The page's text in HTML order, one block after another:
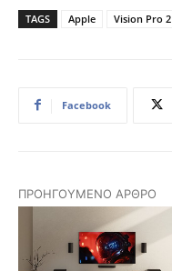
TAGS Apple Vision Pro 2
Facebook
ΠΡΟΗΓΟΎΜΕΝΟ ΆΡΘΡΟ